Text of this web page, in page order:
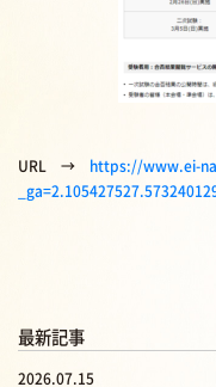
URL →
https://www.ei-
最新記事
2026.07.15